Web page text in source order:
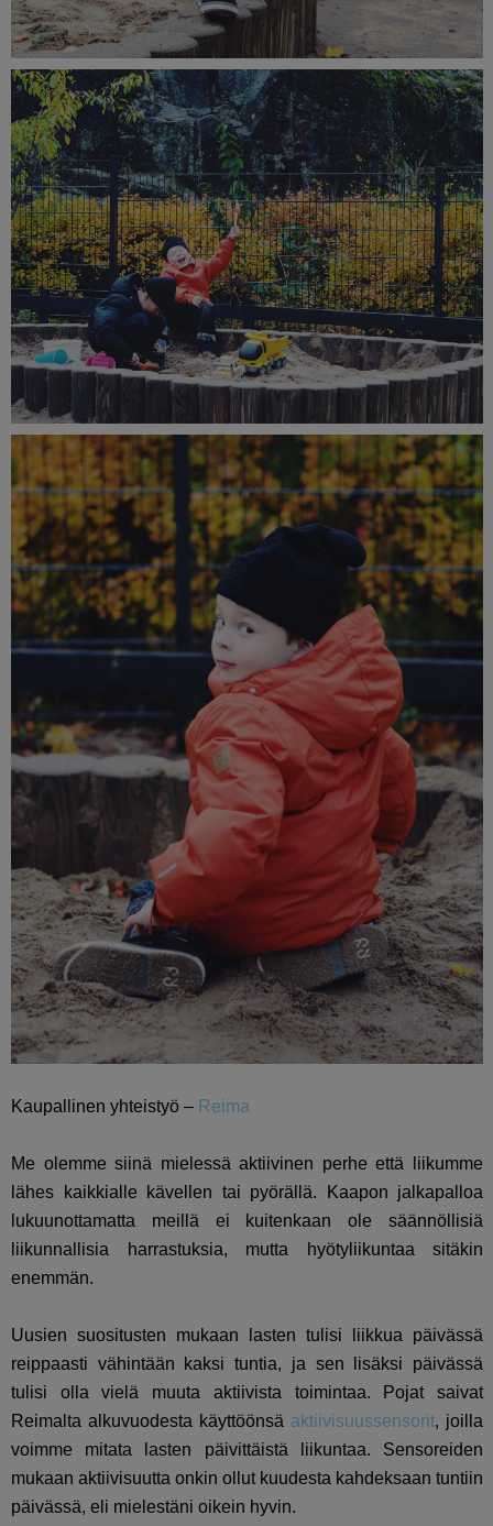
Kaupallinen yhteistyö – Reima
Me olemme siinä mielessä aktiivinen perhe että liikumme
lähes kaikkialle kävellen tai pyörällä. Kaapon jalkapalloa
lukuunottamatta meillä ei kuitenkaan ole säännöllisiä
liikunnallisia harrastuksia, mutta hyötyliikuntaa sitäkin
enemmän.
Uusien suositusten mukaan lasten tulisi liikkua päivässä
reippaasti vähintään kaksi tuntia, ja sen lisäksi päivässä
tulisi olla vielä muuta aktiivista toimintaa. Pojat saivat
Reimalta alkuvuodesta käyttöönsä aktiivisuussensorit, joilla
voimme mitata lasten päivittäistä liikuntaa. Sensoreiden
mukaan aktiivisuutta onkin ollut kuudesta kahdeksaan tuntiin
päivässä, eli mielestäni oikein hyvin.